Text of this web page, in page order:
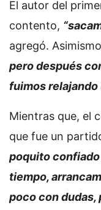
El autor del
contento,
agregó.
pero después
fuimos relajando
Mientras que, el
que fue un
poquito confiado
tiempo,
poco con dudas,